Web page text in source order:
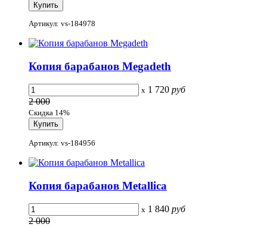
Артикул: vs-184978
Копия барабанов Megadeth
x 1 720 руб
2 000
Скидка 14%
Артикул: vs-184956
Копия барабанов Metallica
x 1 840 руб
2 000